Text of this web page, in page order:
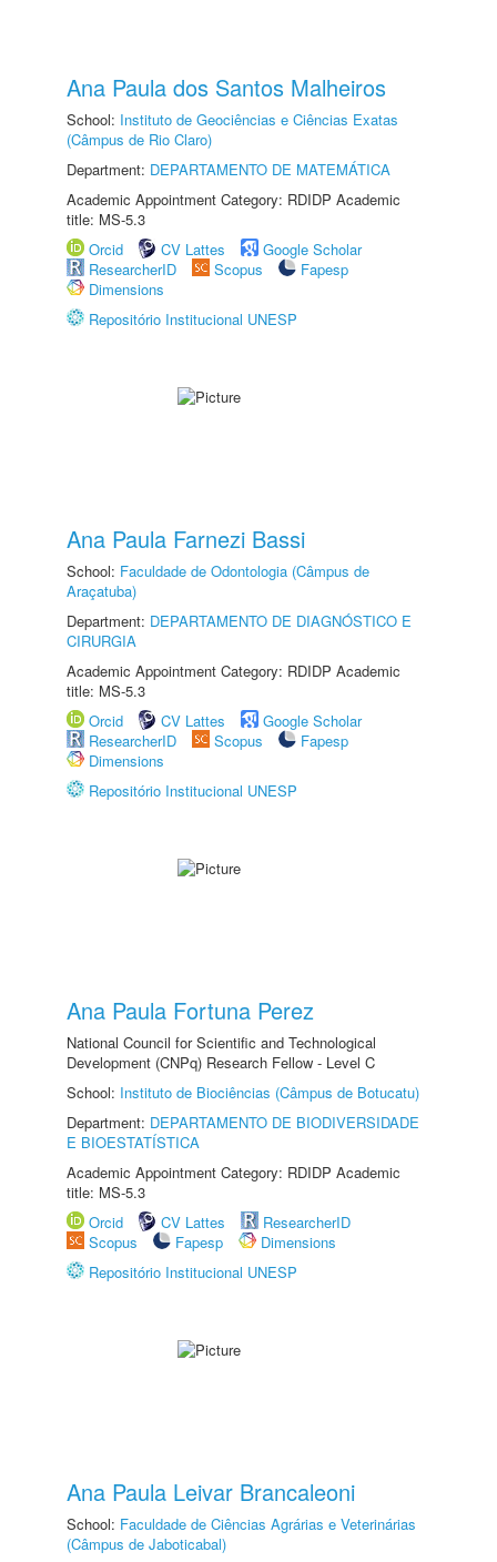
Ana Paula dos Santos Malheiros
School: Instituto de Geociências e Ciências Exatas
(Câmpus de Rio Claro)
Department: DEPARTAMENTO DE MATEMÁTICA
Academic Appointment Category: RDIDP Academic
title: MS-5.3
Orcid
CV Lattes
Google Scholar
ResearcherID
Scopus
Fapesp
Dimensions
Repositório Institucional UNESP
Ana Paula Farnezi Bassi
School: Faculdade de Odontologia (Câmpus de
Araçatuba)
Department: DEPARTAMENTO DE DIAGNÓSTICO E
CIRURGIA
Academic Appointment Category: RDIDP Academic
title: MS-5.3
Orcid
CV Lattes
Google Scholar
ResearcherID
Scopus
Fapesp
Dimensions
Repositório Institucional UNESP
Ana Paula Fortuna Perez
National Council for Scientific and Technological
Development (CNPq) Research Fellow - Level C
School: Instituto de Biociências (Câmpus de Botucatu)
Department: DEPARTAMENTO DE BIODIVERSIDADE
E BIOESTATÍSTICA
Academic Appointment Category: RDIDP Academic
title: MS-5.3
Orcid
CV Lattes
ResearcherID
Scopus
Fapesp
Dimensions
Repositório Institucional UNESP
Ana Paula Leivar Brancaleoni
School: Faculdade de Ciências Agrárias e Veterinárias
(Câmpus de Jaboticabal)